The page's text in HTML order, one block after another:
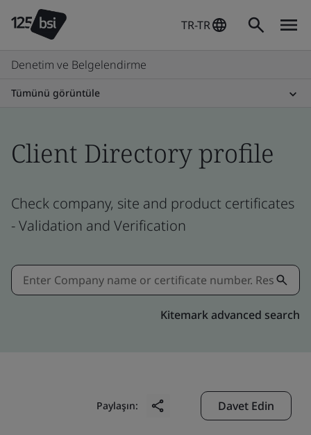
TR-TR
Denetim ve Belgelendirme
Tümünü görüntüle
Client Directory profile
Check company, site and product certificates
- Validation and Verification
Kitemark advanced search
Paylaşın: Davet Edin